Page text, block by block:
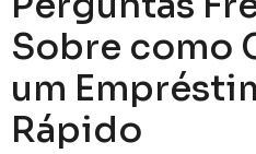
Sobre como
um
Rápido